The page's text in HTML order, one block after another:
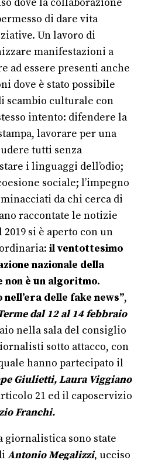
dove la collaborazione
di dare vita
Un lavoro di
manifestazioni a
ad essere presenti anche
dove è stato possibile
scambio culturale con
intento: difendere la
lavorare per una
tutti senza
i linguaggi dell’odio;
sociale; l’impegno
da chi cerca di
raccontate le notizie
si è aperto con un
il ventottesimo
nazionale della
non è un algoritmo.
delle fake news”,
dal 12 al 14 febbraio
nella sala del consiglio
sotto attacco, con
hanno partecipato il
Giulietti, Laura Viggiano
21 ed il caposervizio
Franchi.
giornalistica sono state
Antonio Megalizzi, ucciso